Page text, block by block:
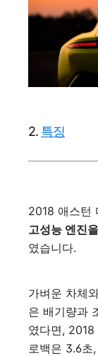
2. 특징
2018 애스턴
고성능 엔진
였습니다.
가벼운 차체
은 배기량과
였다면,
로백은 3.6초